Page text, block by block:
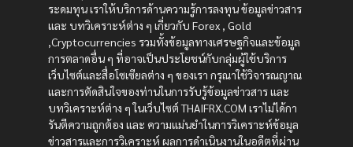
ระดมทุน เราให้บริการด้านความรู้การลงทุน ข้อมูลข่าวสาร
และ บทวิเคราะห์ต่าง ๆ เกี่ยวกับ Forex , Gold
,Cryptocurrencies รวมทั้งข้อมูลทางเศรษฐกิจและข้อมูล
การตลาดอื่น ๆ ที่อาจเป็นประโยชน์กับกลุ่มผู้ใช้บริการ
เว็บไซต์และสื่อโซเซียลต่าง ๆ ของเรา กรุณาใช้วิจารณญาณ
และการตัดสินใจของท่านในการรับรู้ข้อมูลข่าวสาร และ
บทวิเคราะห์ต่าง ๆ ในเว็บไซต์ THAIFRX.COM เราไม่ได้กา
รันตีความถูกต้อง และ ความแม่นยำในการวิเคราะห์ข้อมูล
ข่าวสารและการวิเคราะห์ ผลการดำเนินงานในอดีตที่ผ่าน